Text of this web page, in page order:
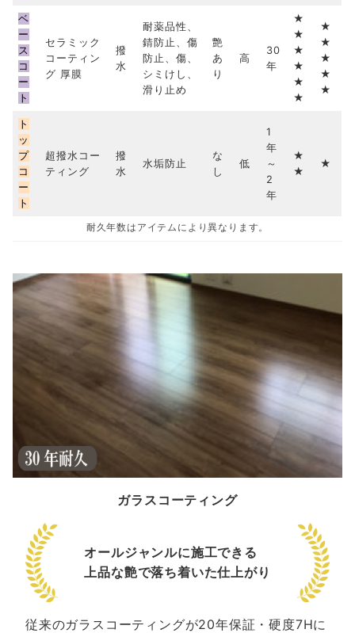
ベ
ー
ス
コ
ー
ト
セラミック
コーティン
グ 厚膜
撥
水
耐薬品性、
錆防止、傷
防止、傷、
シミけし、
滑り止め
艶
あ
り
高
30
年
★
★
★
★
★
★
★
★
★
★
★
ト
ッ
プ
コ
ー
ト
超撥水コー
ティング
撥
水
水垢防止
な
し
低
1
年
～
2
年
★
★
★
耐久年数はアイテムにより異なります。
ガラスコーティング
オールジャンルに施工できる
上品な艶で落ち着いた仕上がり
従来のガラスコーティングが20年保証・硬度7Hに